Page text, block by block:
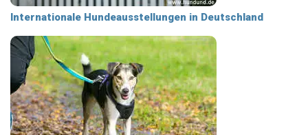
Internationale Hundeausstellungen in Deutschland